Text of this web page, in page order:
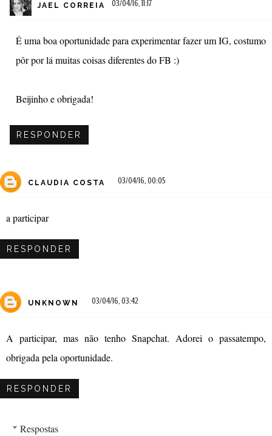
JAEL CORREIA 03/04/16, 11:17
É uma boa oportunidade para experimentar fazer um IG, costumo
pôr por lá muitas coisas diferentes do FB :)
Beijinho e obrigada!
RESPONDER
CLAUDIA COSTA 03/04/16, 00:05
a participar
RESPONDER
UNKNOWN 03/04/16, 03:42
A participar, mas não tenho Snapchat. Adorei o passatempo,
obrigada pela oportunidade.
RESPONDER
Respostas